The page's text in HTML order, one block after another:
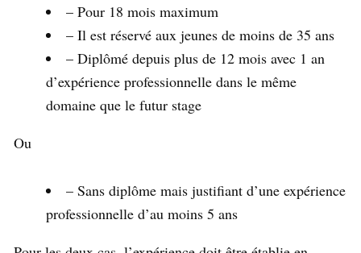
– Pour 18 mois maximum
– Il est réservé aux jeunes de moins de 35 ans
– Diplômé depuis plus de 12 mois avec 1 an
d’expérience professionnelle dans le même
domaine que le futur stage
Ou
– Sans diplôme mais justifiant d’une expérience
professionnelle d’au moins 5 ans